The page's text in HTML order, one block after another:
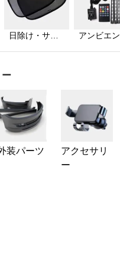
日除け・サン
アンビエ
ー
装パーツ
アクセサリ
ー